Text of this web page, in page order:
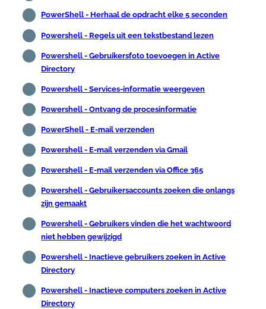
PowerShell - Herhaal de opdracht elke 5 seconden
Powershell - Regels uit een tekstbestand lezen
Powershell - Gebruikersfoto toevoegen in Active
Directory
Powershell - Services-informatie weergeven
Powershell - Ontvang de procesinformatie
PowerShell - E-mail verzenden
Powershell - E-mail verzenden via Gmail
Powershell - E-mail verzenden via Office 365
Powershell - Gebruikersaccounts zoeken die onlangs
zijn gemaakt
Powershell - Gebruikers vinden die het wachtwoord
niet hebben gewijzigd
Powershell - Inactieve gebruikers zoeken in Active
Directory
Powershell - Inactieve computers zoeken in Active
Directory